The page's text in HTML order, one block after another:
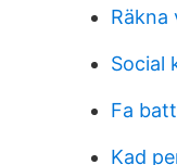
Räkna
Social
Fa
Kad